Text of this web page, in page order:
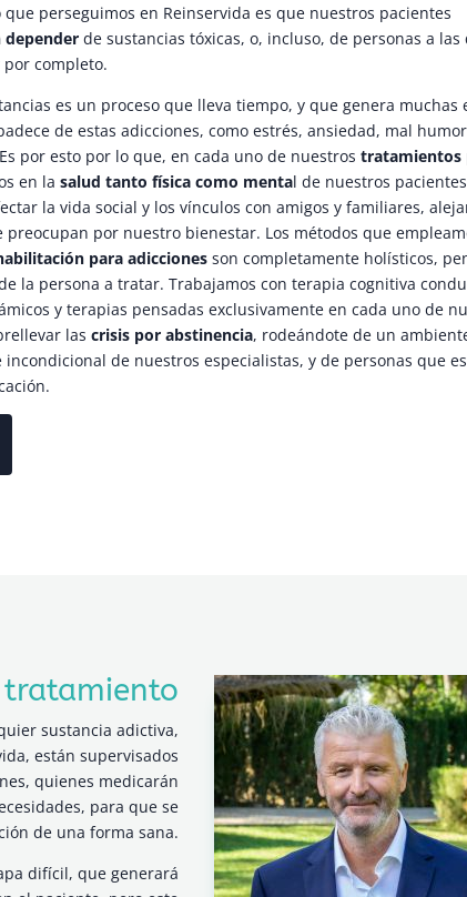
perseguimos en Reinservida es que nuestros pacientes
depender de sustancias tóxicas, o, incluso, de personas a las
completo.
es un proceso que lleva tiempo, y que genera muchas
de estas adicciones, como estrés, ansiedad, mal
por esto por lo que, en cada uno de nuestrostratamientos
en la salud tanto física como mental de nuestros
la vida social y los vínculos con amigos y familiares,
por nuestro bienestar. Los métodos que
para adicciones son completamente holísticos,
la persona a tratar. Trabajamos con terapia cognitiva
y terapias pensadas exclusivamente en cada uno de
lascrisis por abstinencia, rodeándote de un
de nuestros especialistas, y de personas que
tratamiento
sustancia adictiva,
están supervisados
quienes medicarán
para que se
de una forma sana.
difícil, que generará